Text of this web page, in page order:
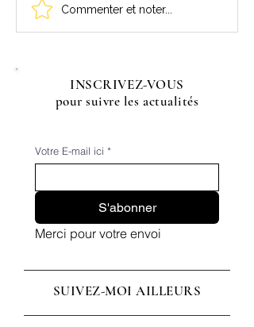
Comment est créée une
veste personnalisée avec
Commenter et noter...
INSCRIVEZ-VOUS
pour suivre les actualités
Votre E-mail ici *
S'abonner
Merci pour votre envoi
SUIVEZ-MOI AILLEURS